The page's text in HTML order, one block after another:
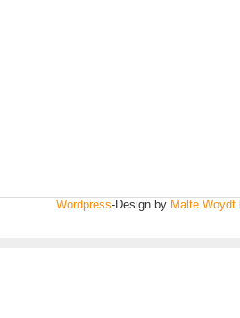
Wordpress-Design by Malte Woydt